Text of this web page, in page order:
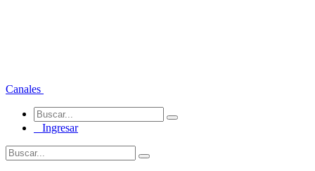
Canales
Ingresar